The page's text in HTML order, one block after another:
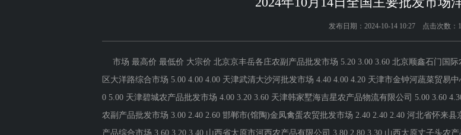
发布日期：2024-10-14 10:27 点击次数：
市场 最高价 最低价 大宗价 北京京丰岳各庄农副产品批发市场 5.20 3.00 3.60 北京顺鑫石门国际农产品批发市场集团有限公司北京分公司 4.40 4.00 4.20 北京朝阳区大洋路综合市场 5.00 4.00 4.00 天津武清大沙河批发市场 4.40 4.00 4.20 天津市金钟河蔬菜贸易中心 4.00 3.00 3.20 天津市红旗农贸综合批发市场有限公司 5.40 4.60 5.00 天津碧城农产品批发市场 4.00 3.20 3.60 天津韩家墅海吉星农产品物流有限公司 5.00 3.60 4.30 石家庄国际农产品批发交易中心 5.00 2.60 3.80 河北秦皇岛昌黎农副产品批发市场 3.00 2.40 2.60 邯郸市(馆陶)金凤禽蛋农贸批发市场 2.40 2.40 2.40 河北省怀来县京西果菜批发市场有限责任公司 -- 3.00 3.00 河北张家口市京北农产品综合市场 3.60 3.20 3.40 山西省太原市河西农产品有限公司 3.80 2.80 3.30 山西太原丈子头农产品物流园（原城东利民） 3.20 2.80 3.00 阳泉农产品批发市场有限公司 -- -- 2.60 山西省长治市紫坊农产品综合交易市场有限公司 4.00 3.60 3.80 山西省晋城市绿欣农产品贸易有限公司 4.00 3.80 3.90 晋城市绿盛农工商实业有限公司农副产品批发市场 3.40 3.40 3.40 山西新绛县蔬菜批发市场 2.40 2.00 2.20 运城蔬菜批发市场有限公司 3.60 2.80 3.00 山西省临汾市尧都区奶牛场尧丰农副产品批发市场 -- -- 3.80 孝义市绿海蔬菜批发销售有限公司 -- -- 3.00 山西汾阳市晋阳农副产品批发市场 -- -- 2.80 内蒙古呼和浩特市东瓦窑农副产品批发市场有限责任公司 5.00 4.00 4.20 内蒙包头市友谊蔬菜批发市场 4.40 4.40 4.40 辽宁鞍山宁远农产品批发市场 3.40 3.00 3.20 辽宁朝阳市果菜批发市场 4.00 2.40 3.20 长春海吉星农产品物流有限公司 4.00 3.00 4.00 白山市星泰批发市场有限公司 -- -- 3.00 哈尔滨哈达农副产品有限公司 3.60 3.40 3.50 上海农产品中心批发市场经营管理有限公司 3.40 2.60 3.00 江苏宜兴市瑞德蔬菜果品批发市场有限公司 4.00 3.40 3.70 江苏无锡朝阳农产品大市场 -- -- 2.70 徐州农副产品中心批发市场 2.00 1.60 1.80 江苏凌家塘市场发展有限公司 3.00 2.00 2.80 江苏苏州南环桥农副产品批发市场 3.20 1.60 2.40 浙江良渚蔬菜市场开发有限公司 -- -- 3.20 浙江嘉兴蔬菜批发交易市场 4.06 3.14 3.60 安徽省淮北市中瑞农产品批发市场 -- -- 4.00 天长市永福农副产品批发市场 5.00 3.00 4.00 北海果业砀山惠丰市场有限公司 -- -- 2.00 亳州农产品有限责任公司 -- -- 3.00 福建省福州市海峡蔬菜批发市场 4.96 1.00 3.07 福建省福鼎市商贸